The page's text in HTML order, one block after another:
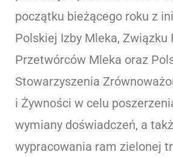
początku bieżącego roku z
Polskiej Izby Mleka, Związku
Przetwórców Mleka oraz
Stowarzyszenia
i Żywności w celu
wymiany doświadczeń, a
wypracowania ram zielonej